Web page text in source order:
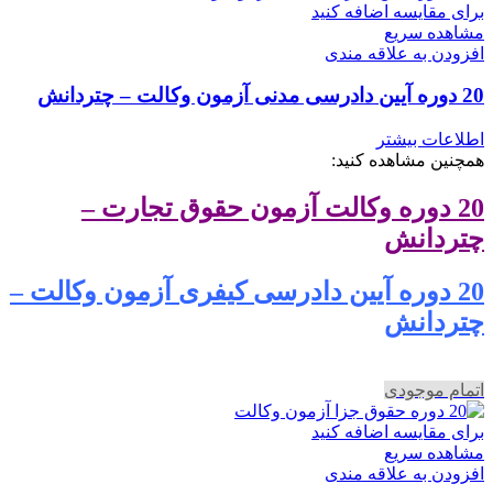
برای مقایسه اضافه کنید
مشاهده سریع
افزودن به علاقه مندی
20 دوره آیین دادرسی مدنی آزمون وکالت – چتردانش
اطلاعات بیشتر
همچنین مشاهده کنید:
20 دوره وکالت آزمون حقوق تجارت –
چتردانش
20 دوره آیین دادرسی کیفری آزمون وکالت –
چتردانش
اتمام موجودی
برای مقایسه اضافه کنید
مشاهده سریع
افزودن به علاقه مندی